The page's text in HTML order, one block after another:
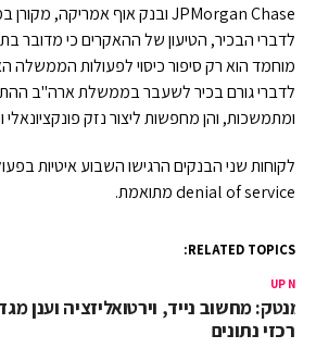
JPMorgan Chase ובנק אוף אמריקה, מקורן בממשלת אירן.
לדברי הבכיר, הטיעון של ההאקרים כי מדובר
מוחמד הוא רק סיפור כיסוי לפעולות הממשלה
לדברי גורם בכיר לשעבר בממשלת ארה"ב
ומתמשכות, והן מחפשות ליצור נזק פונקציונאלי
לקוחות שני הבנקים הרגישו השבוע איטיות
denial of service מתואמת.
RELATED TOPICS:
UP
מחשוב נייד, וירטואליזציה וענן
נתונים